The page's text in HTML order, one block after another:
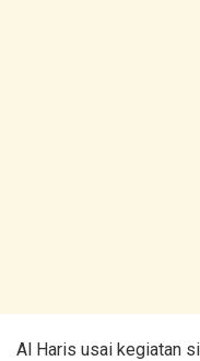
Al Haris usai kegiatan